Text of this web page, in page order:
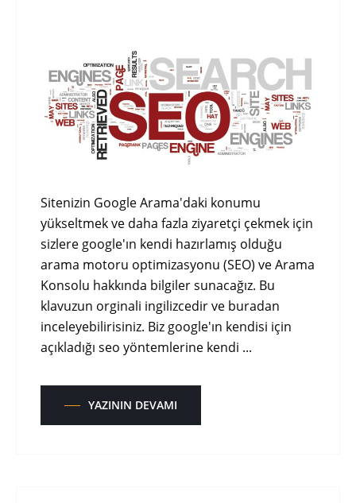
Sitenizin Google Arama'daki konumu
yükseltmek ve daha fazla ziyaretçi çekmek için
sizlere google'ın kendi hazırlamış olduğu
arama motoru optimizasyonu (SEO) ve Arama
Konsolu hakkında bilgiler sunacağız. Bu
klavuzun orginali ingilizcedir ve buradan
inceleyebilirisiniz. Biz google'ın kendisi için
açıkladığı seo yöntemlerine kendi ...
YAZININ DEVAMI